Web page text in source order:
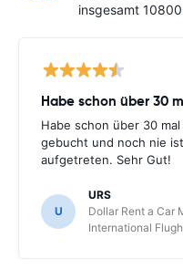
insgesamt
Habe schon über 30
Habe schon über 30
gebucht und noch nie
aufgetreten. Sehr Gut!
U
URS
Dollar Rent a Car
International